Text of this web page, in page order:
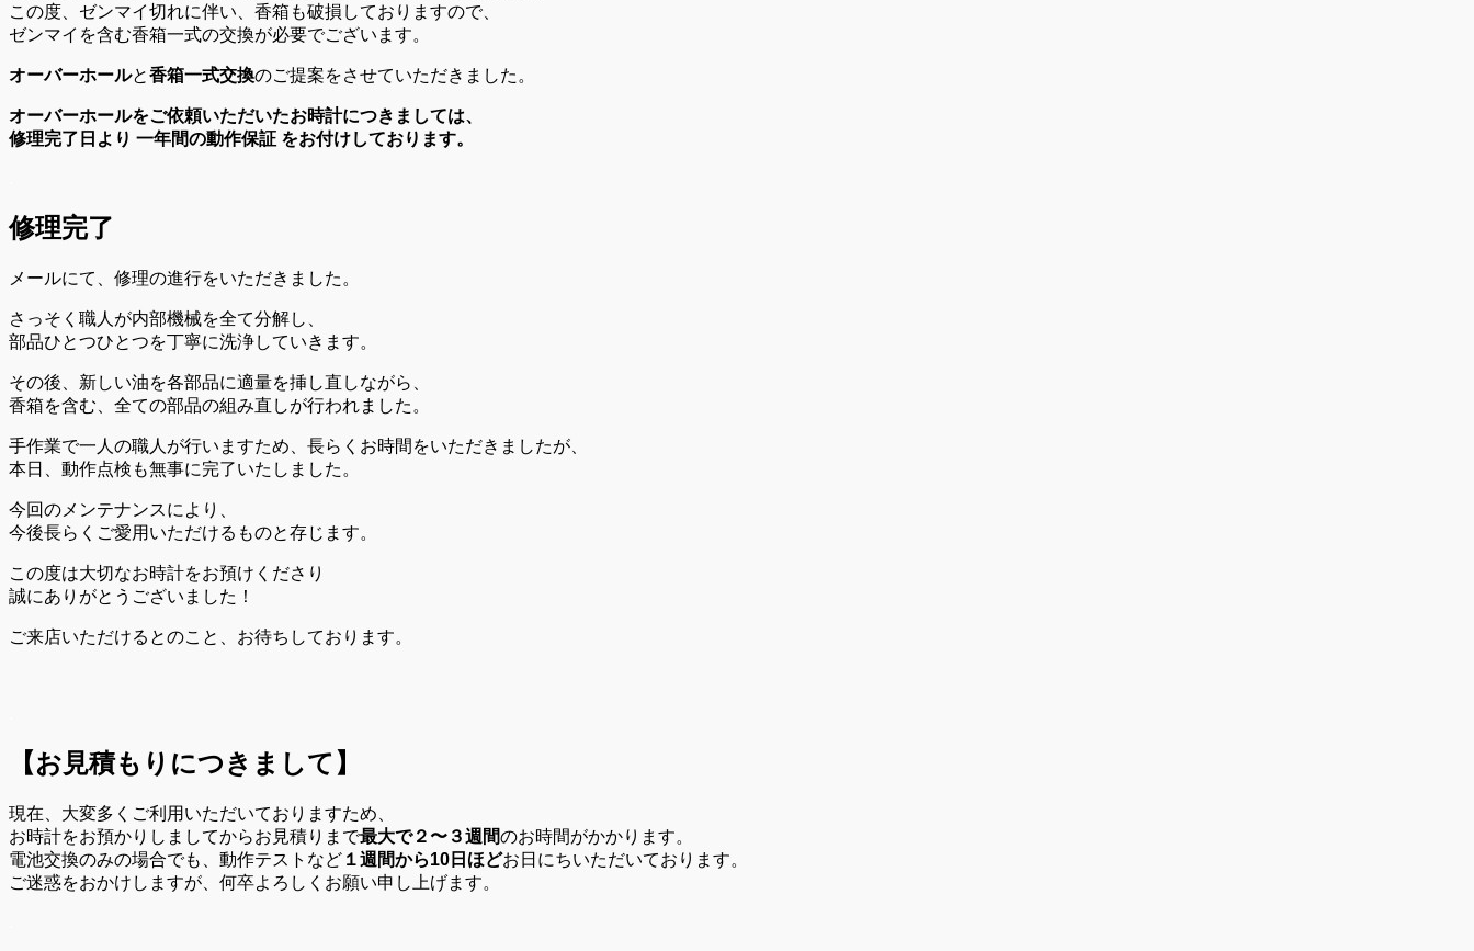
この度、ゼンマイ切れに伴い、香箱も破損しておりますので、
ゼンマイを含む香箱一式の交換が必要でございます。
オーバーホールと香箱一式交換のご提案をさせていただきました。
オーバーホールをご依頼いただいたお時計につきましては、
修理完了日より 一年間の動作保証 をお付けしております。
修理完了
メールにて、修理の進行をいただきました。
さっそく職人が内部機械を全て分解し、
部品ひとつひとつを丁寧に洗浄していきます。
その後、新しい油を各部品に適量を挿し直しながら、
香箱を含む、全ての部品の組み直しが行われました。
手作業で一人の職人が行いますため、長らくお時間をいただきましたが、
本日、動作点検も無事に完了いたしました。
今回のメンテナンスにより、
今後長らくご愛用いただけるものと存じます。
この度は大切なお時計をお預けくださり
誠にありがとうございました！
ご来店いただけるとのこと、お待ちしております。
【お見積もりにつきまして】
現在、大変多くご利用いただいておりますため、
お時計をお預かりしましてからお見積りまで最大で２〜３週間のお時間がかかります。
電池交換のみの場合でも、動作テストなど １週間から10日ほどお日にちいただいております。
ご迷惑をおかけしますが、何卒よろしくお願い申し上げます。